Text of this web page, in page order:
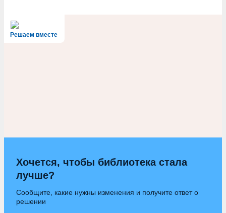
Решаем вместе
Хочется, чтобы библиотека стала
лучше?
Сообщите, какие нужны изменения и получите ответ о
решении